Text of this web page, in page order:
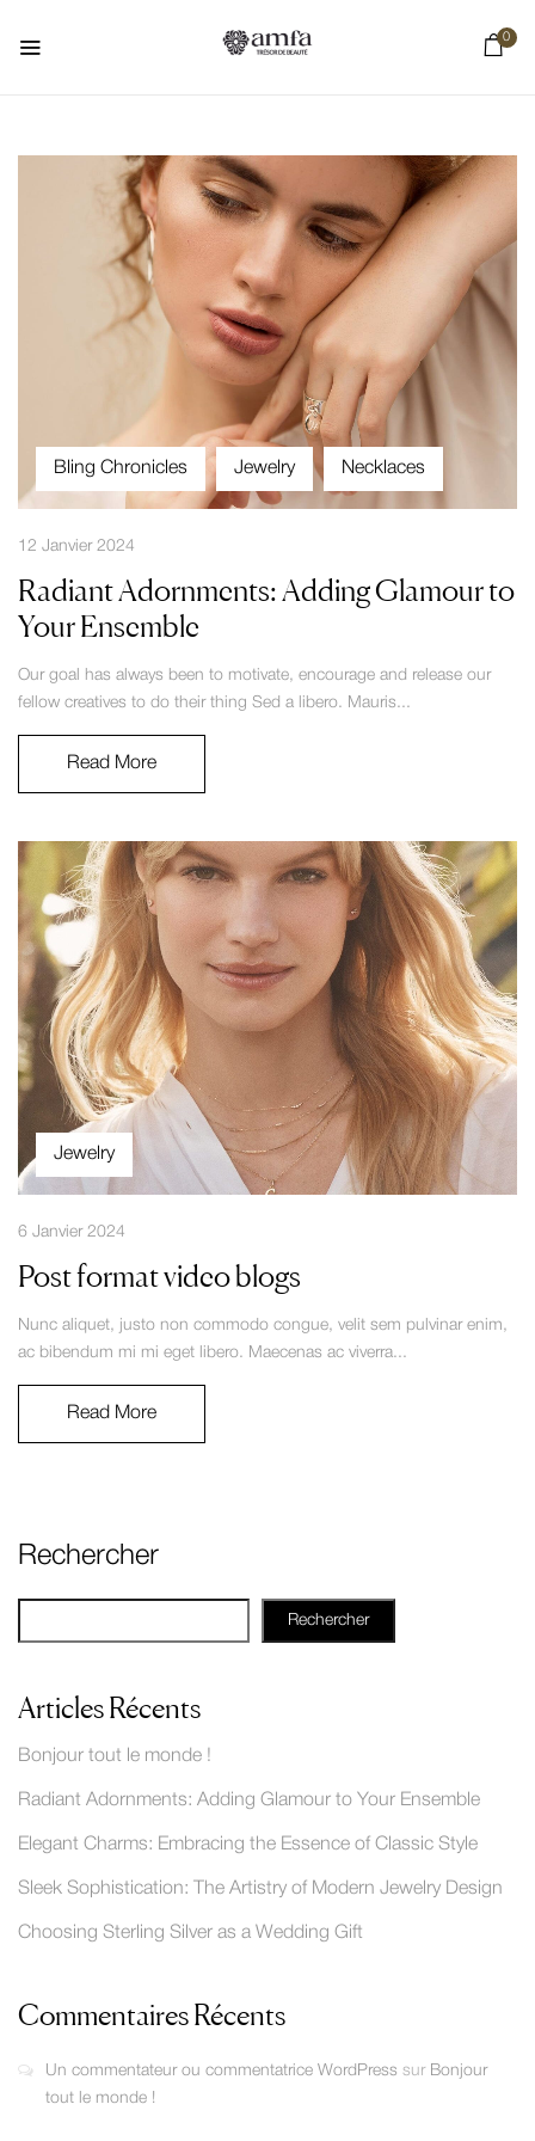
0
Rechercher
Rechercher
Articles Récents
Bonjour tout le monde !
Radiant Adornments: Adding Glamour to Your Ensemble
Elegant Charms: Embracing the Essence of Classic Style
Sleek Sophistication: The Artistry of Modern Jewelry Design
Choosing Sterling Silver as a Wedding Gift
Commentaires Récents
Un commentateur ou commentatrice WordPress sur Bonjour
tout le monde !
Bling Chronicles Jewelry Necklaces
12 Janvier 2024
Radiant Adornments: Adding Glamour to
Your Ensemble
Our goal has always been to motivate, encourage and release our
fellow creatives to do their thing Sed a libero. Mauris...
Read More
Jewelry
6 Janvier 2024
Post format video blogs
Nunc aliquet, justo non commodo congue, velit sem pulvinar enim,
ac bibendum mi mi eget libero. Maecenas ac viverra...
Read More